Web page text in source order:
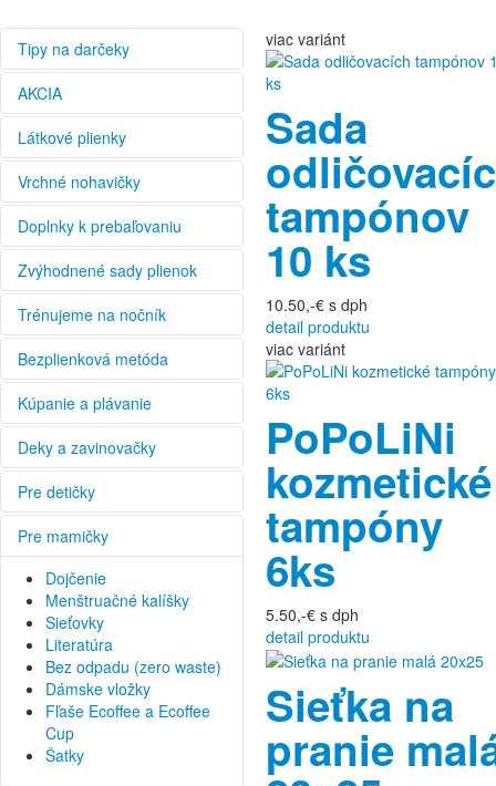
Tipy na darčeky
AKCIA
Látkové plienky
Vrchné nohavičky
Doplnky k prebaľovaniu
Zvýhodnené sady plienok
Trénujeme na nočník
Bezplienková metóda
Kúpanie a plávanie
Deky a zavinovačky
Pre detičky
Pre mamičky
Dojčenie
Menštruačné kalíšky
Sieťovky
Literatúra
Bez odpadu (zero waste)
Dámske vložky
Fľaše Ecoffee a Ecoffee
Cup
Šatky
viac variánt
Sada
tampónov
10 ks
10.50,-€ s dph
detail produktu
viac variánt
PoPoLiNi
kozmetické
tampóny
6ks
5.50,-€ s dph
detail produktu
Sieťka na
pranie